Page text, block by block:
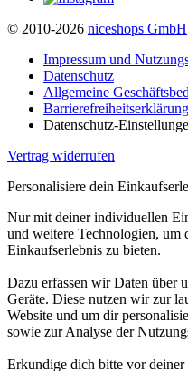
© 2010-2026 niceshops GmbH
Impressum und
Datenschutz
Allgemeine
Barrierefreiheitserklärung
Datenschutz-
Vertrag widerrufen
Personalisiere dein
Nur mit deiner individuellen
und weitere Technologien, um
Einkaufserlebnis zu bieten.
Dazu erfassen wir Daten über
Geräte. Diese nutzen wir zur
Website und um dir
sowie zur Analyse der
Erkundige dich bitte vor